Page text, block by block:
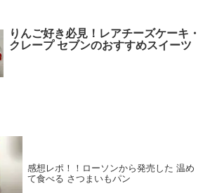
りんご好き必見！レアチーズケーキ・
クレープ セブンのおすすめスイーツ
感想レポ！！ローソンから発売した 温め
て食べる さつまいもパン